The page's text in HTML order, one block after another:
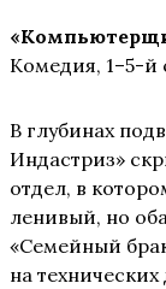
Комедия, 1–5-й
В глубинах
Индастриз»
отдел, в
ленивый, но
«Семейный
на